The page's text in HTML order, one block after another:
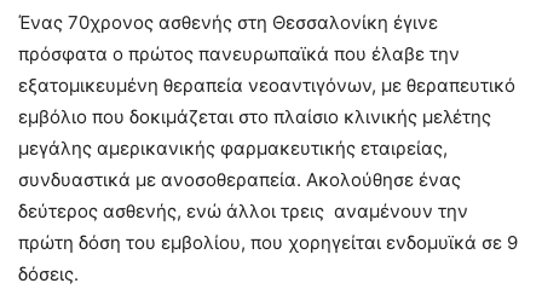
Ένας 70χρονος ασθενής στη Θεσσαλονίκη έγινε
πρόσφατα ο πρώτος πανευρωπαϊκά που έλαβε την
εξατομικευμένη θεραπεία νεοαντιγόνων, με θεραπευτικό
εμβόλιο που δοκιμάζεται στο πλαίσιο κλινικής μελέτης
μεγάλης αμερικανικής φαρμακευτικής εταιρείας,
συνδυαστικά με ανοσοθεραπεία. Ακολούθησε ένας
δεύτερος ασθενής, ενώ άλλοι τρεις αναμένουν την
πρώτη δόση του εμβολίου, που χορηγείται ενδομυϊκά σε 9
δόσεις.